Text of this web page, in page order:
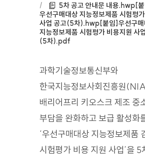
첨부파일:
5차 공고 안내문 내용.hwp [
우선구매대상 지능정보제품 시험평
사업 공고(5차).hwp [붙임]우선구
지능정보제품 시험평가 비용지원 사
(5차).pdf
과학기술정보통신부와
한국지능정보사회진흥원
배리어프리 키오스크 제조 중
부담을 완화하고 보급 활성화
‘우선구매대상 지능정보제품
시험평가 비용 지원 사업’을